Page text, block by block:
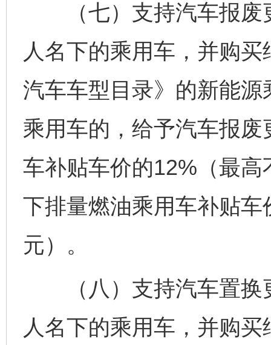
（七）支持汽车报废
人名下的乘用车，并购
汽车车型目录》的新能
乘用车的，给予汽车报
车补贴车价的12%（最
下排量燃油乘用车补贴
元）。
（八）支持汽车置换
人名下的乘用车，并购